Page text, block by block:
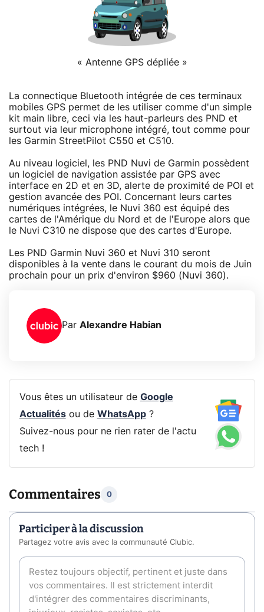
« Antenne GPS dépliée »
La connectique Bluetooth intégrée de ces terminaux
mobiles GPS permet de les utiliser comme d'un simple
kit main libre, ceci via les haut-parleurs des PND et
surtout via leur microphone intégré, tout comme pour
les Garmin StreetPilot C550 et C510.
Au niveau logiciel, les PND Nuvi de Garmin possèdent
un logiciel de navigation assistée par GPS avec
interface en 2D et en 3D, alerte de proximité de POI et
gestion avancée des POI. Concernant leurs cartes
numériques intégrées, le Nuvi 360 est équipé des
cartes de l'Amérique du Nord et de l'Europe alors que
le Nuvi C310 ne dispose que des cartes d'Europe.
Les PND Garmin Nuvi 360 et Nuvi 310 seront
disponibles à la vente dans le courant du mois de Juin
prochain pour un prix d'environ $960 (Nuvi 360).
Par Alexandre Habian
Vous êtes un utilisateur de Google
Actualitésou de WhatsApp?
Suivez-nous pour ne rien rater de l'actu
tech !
Commentaires 0
Participer à la discussion
Partagez votre avis avec la communauté Clubic.